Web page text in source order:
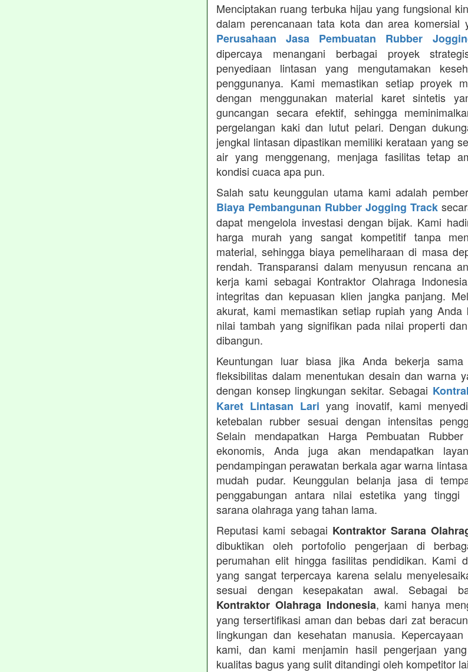
Menciptakan ruang terbuka hijau yang fungsional
dalam perencanaan tata kota dan area komersial
Perusahaan Jasa Pembuatan Rubber
dipercaya menangani berbagai proyek
penyediaan lintasan yang mengutamakan
penggunanya. Kami memastikan setiap proyek
dengan menggunakan material karet sintetis
guncangan secara efektif, sehingga
pergelangan kaki dan lutut pelari. Dengan
jengkal lintasan dipastikan memiliki kerataan yang
air yang menggenang, menjaga fasilitas tetap
kondisi cuaca apa pun.
Salah satu keunggulan utama kami adalah
Biaya Pembangunan Rubber Jogging Track
dapat mengelola investasi dengan bijak. Kami
harga murah yang sangat kompetitif tanpa
material, sehingga biaya pemeliharaan di masa
rendah. Transparansi dalam menyusun rencana
kerja kami sebagai Kontraktor Olahraga
integritas dan kepuasan klien jangka panjang.
akurat, kami memastikan setiap rupiah yang Anda
nilai tambah yang signifikan pada nilai properti
dibangun.
Keuntungan luar biasa jika Anda bekerja
fleksibilitas dalam menentukan desain dan warna
dengan konsep lingkungan sekitar. Sebagai
Karet Lintasan Lari yang inovatif, kami
ketebalan rubber sesuai dengan intensitas
Selain mendapatkan Harga Pembuatan
ekonomis, Anda juga akan mendapatkan
pendampingan perawatan berkala agar warna
mudah pudar. Keunggulan belanja jasa di
penggabungan antara nilai estetika yang tinggi
sarana olahraga yang tahan lama.
Reputasi kami sebagai Kontraktor Sarana
dibuktikan oleh portofolio pengerjaan di
perumahan elit hingga fasilitas pendidikan. Kami
yang sangat terpercaya karena selalu
sesuai dengan kesepakatan awal. Sebagai
Kontraktor Olahraga Indonesia, kami hanya
yang tersertifikasi aman dan bebas dari zat
lingkungan dan kesehatan manusia.
kami, dan kami menjamin hasil pengerjaan
kualitas bagus yang sulit ditandingi oleh kompetitor